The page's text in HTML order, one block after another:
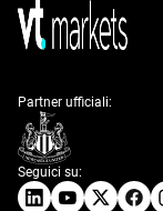
Seguici su:
Partner ufficiali: